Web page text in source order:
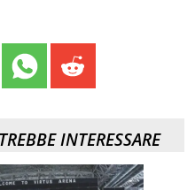
INTERESSARE